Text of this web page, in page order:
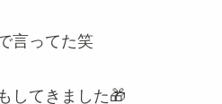
言ってた笑
してきました🎁